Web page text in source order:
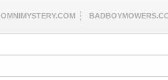
OMNIMYSTERY.COM